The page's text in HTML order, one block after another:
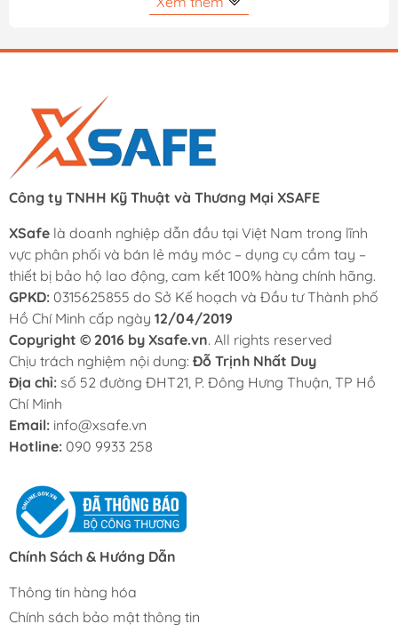
tâm mua sắm với chính sách đổi trả linh hoạt và hỗ trợ
- Giao hàng nhanh:
TP.HCM và giao hàng toàn quốc.
Công ty TNHH Kỹ Thuật và Thương Mại XSAFE
XSafe là doanh nghiệp dẫn đầu tại Việt Nam trong lĩnh
vực phân phối và bán lẻ máy móc – dụng cụ cầm tay –
thiết bị bảo hộ lao động, cam kết 100% hàng chính hãng.
GPKD: 0315625855 do Sở Kế hoạch và Đầu tư Thành phố
Hồ Chí Minh cấp ngày 12/04/2019
Copyright © 2016 by Xsafe.vn. All rights reserved
Chịu trách nghiệm nội dung: Đỗ Trịnh Nhất Duy
Địa chỉ: số 52 đường ĐHT21, P. Đông Hưng Thuận, TP Hồ
Chí Minh
Email: info@xsafe.vn
Hotline: 090 9933 258
Chính Sách & Hướng Dẫn
Thông tin hàng hóa
Chính sách bảo mật thông tin